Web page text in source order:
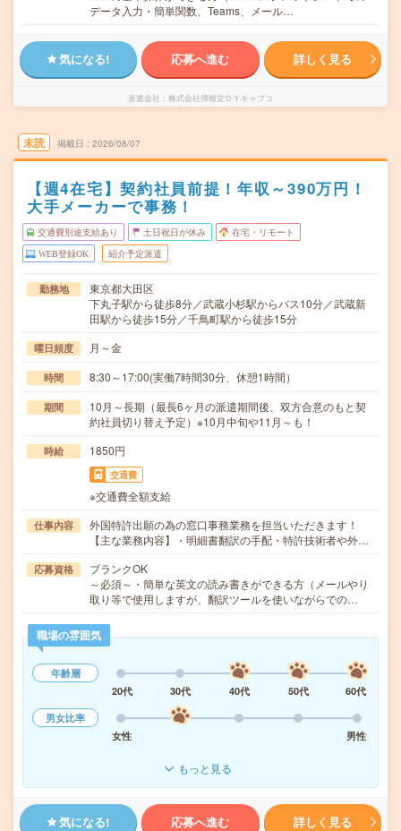
データ入力・簡単関数、Teams、メール…
気になる! 応募へ進む 詳しく見る
派遣会社 株式会社博報堂ＤＹキャプコ
未読 掲載日 2026/08/07
【週4在宅】契約社員前提！年収～390万円！
大手メーカーで事務！
交通費別途支給あり 土日祝日が休み 在宅・リモート
WEB登録OK 紹介予定派遣
勤務地
東京都大田区
下丸子駅から徒歩8分／武蔵小杉駅からバス10分／武蔵新
田駅から徒歩15分／千鳥町駅から徒歩15分
曜日頻度 月～金
時間 8:30～17:00(実働7時間30分、休憩1時間）
期間
10月～長期（最長6ヶ月の派遣期間後、双方合意のもと契
約社員切り替え予定）※10月中旬や11月～も！
時給 1850円
交通費
※交通費全額支給
仕事内容
外国特許出願の為の窓口事務業務を担当いただきます！
【主な業務内容】・明細書翻訳の手配・特許技術者や外…
応募資格
ブランクOK
～必須～・簡単な英文の読み書きができる方（メールやり
取り等で使用しますが、翻訳ツールを使いながらでの…
職場の雰囲気
年齢層
20代
30代 40代 50代
60代
男女比率
女性
男性
もっと見る
気になる! 応募へ進む 詳しく見る